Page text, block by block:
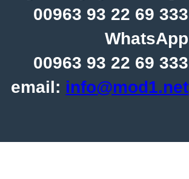
00963 93 22 69 333
WhatsApp
00963 93 22 69 333
email: info@mod1.net